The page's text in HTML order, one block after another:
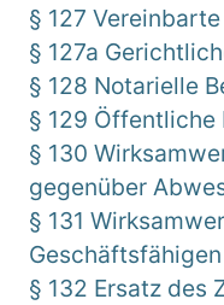
§ 127 Vereinbarte
§ 127a
§ 128 Notarielle
§ 129 Öffentliche
§ 130
gegenüber
§ 131
Geschäftsfähigen
§ 132 Ersatz des